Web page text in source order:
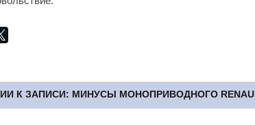
К ЗАПИСИ: МИНУСЫ МОНОПРИВОДНОГО